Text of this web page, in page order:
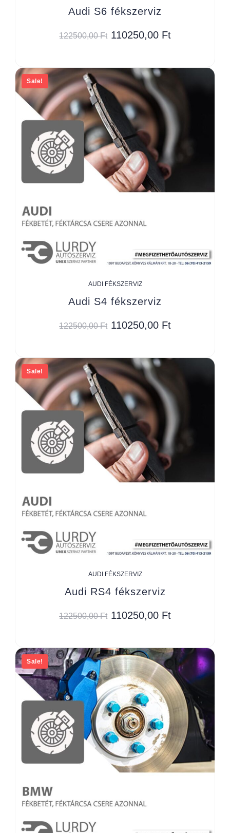
Audi S6 fékszerviz
122500,00Ft 110250,00 Ft
Sale!
AUDI FÉKSZERVIZ
Audi S4 fékszerviz
122500,00Ft 110250,00 Ft
Sale!
AUDI FÉKSZERVIZ
Audi RS4 fékszerviz
122500,00Ft 110250,00 Ft
Sale!